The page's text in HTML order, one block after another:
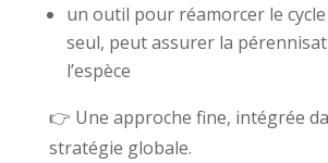
un outil pour réamorcer le
seul, peut assurer la
l’espèce
👉 Une approche fine, intégrée
stratégie globale.